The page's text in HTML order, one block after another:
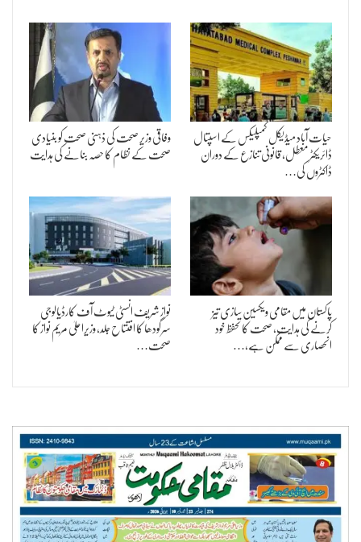
حیات آباد میڈیکل کمپلیکس کے اسپتال
ڈائریکٹر معطل، قانونی تنازع کے دوران
ڈاکٹروں کی…
وفاقی وزیر صحت کی ذہنی صحت کو بنیادی
صحت کے نظام کا حصہ بنانے کی ہدایت
پاکستان میں مقامی ویکسین سازی تیز
کرنے کی ہدایت، صحت کا تحفظ خود
انحصاری سے ممکن ہے،…
نواز شریف انسٹی ٹیوٹ آف کارڈیالوجی
سرگودھا کا افتتاح جلد، وزیراعلیٰ مریم نواز کا
صحت…